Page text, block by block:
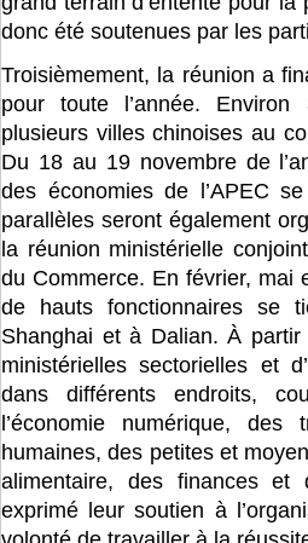
donc été soutenues par les
Troisièmement, la réunion a
pour toute l’année.
plusieurs villes chinoises au
Du 18 au 19 novembre de
des économies de l’APEC
parallèles seront également
la réunion ministérielle
du Commerce. En février, mai
de hauts fonctionnaires se
Shanghai et à Dalian. À
ministérielles sectorielles et
dans différents endroits,
l’économie numérique,
humaines, des petites et
alimentaire, des finances et
exprimé leur soutien à